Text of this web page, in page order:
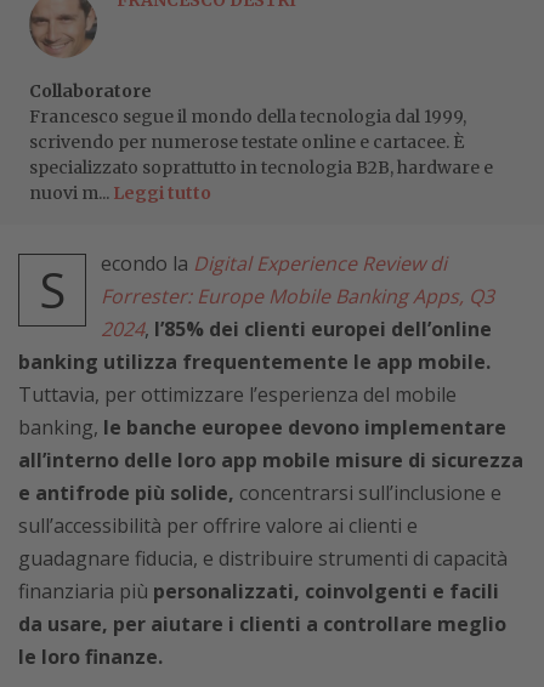
Collaboratore
Francesco segue il mondo della tecnologia dal 1999,
scrivendo per numerose testate online e cartacee. È
specializzato soprattutto in tecnologia B2B, hardware e
nuovi m... Leggi tutto
S econdo la Digital Experience Review di
Forrester: Europe Mobile Banking Apps, Q3
2024, l’85% dei clienti europei dell’online
banking utilizza frequentemente le app mobile.
Tuttavia, per ottimizzare l’esperienza del mobile
banking, le banche europee devono implementare
all’interno delle loro app mobile misure di sicurezza
e antifrode più solide, concentrarsi sull’inclusione e
sull’accessibilità per offrire valore ai clienti e
guadagnare fiducia, e distribuire strumenti di capacità
finanziaria più personalizzati, coinvolgenti e facili
da usare, per aiutare i clienti a controllare meglio
le loro finanze.